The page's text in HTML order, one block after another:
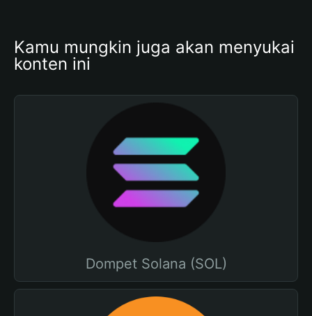
Kamu mungkin juga akan menyukai
konten ini
Dompet Solana (SOL)